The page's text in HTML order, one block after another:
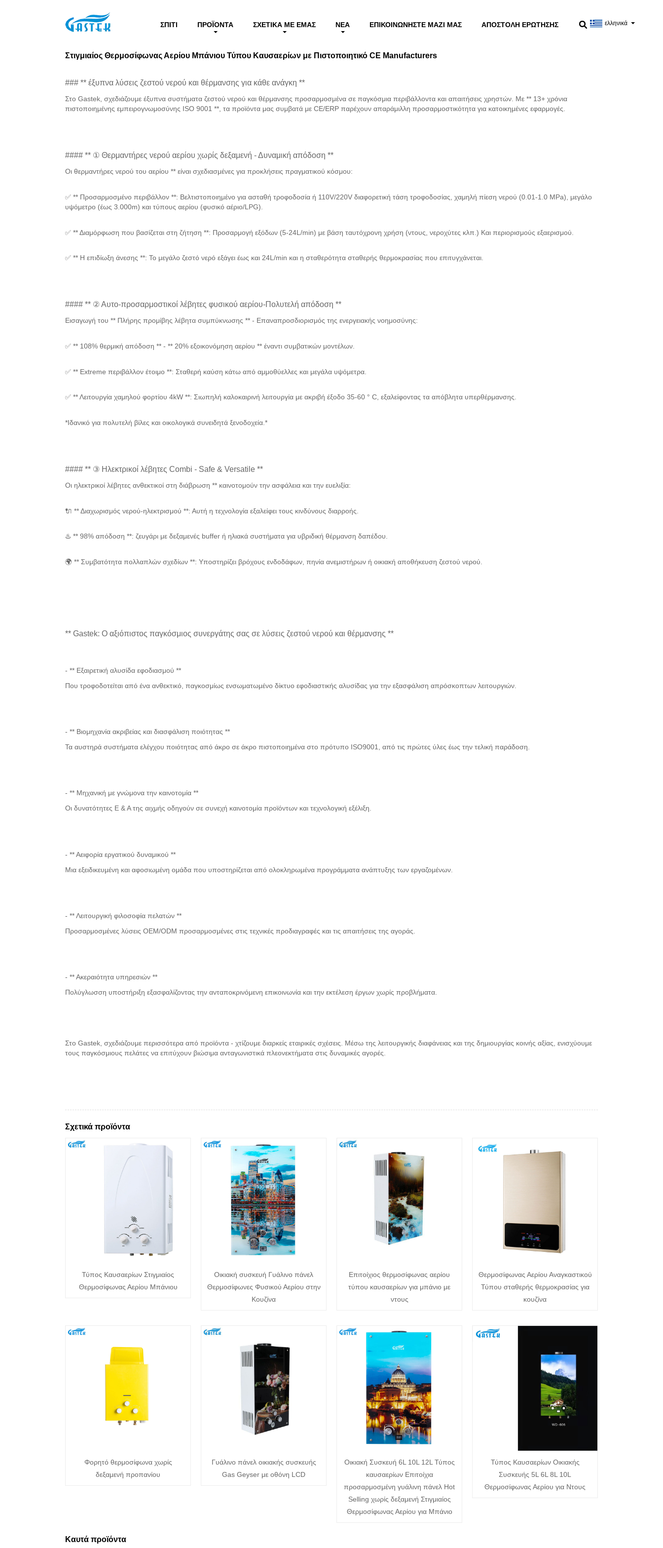
ελληνικά
ΣΠΊΤΙ ΠΡΟΪΌΝΤΑ ΣΧΕΤΙΚΆ ΜΕ ΕΜΆΣ ΝΈΑ ΕΠΙΚΟΙΝΩΝΉΣΤΕ ΜΑΖΊ ΜΑΣ ΑΠΟΣΤΟΛΉ ΕΡΏΤΗΣΗΣ
Σπίτι > Προϊόντα Στιγμιαίος Θερμοσίφωνας Αερίου Μπάνιου Τύπου Καυσαερίων με Πιστοποιητικό CE
Στιγμιαίος Θερμοσίφωνας Αερίου Μπάνιου Τύπου Καυσαερίων με Πιστοποιητικό CE Manufacturers
### ** έξυπνα λύσεις ζεστού νερού και θέρμανσης για κάθε ανάγκη **
Στο Gastek, σχεδιάζουμε έξυπνα συστήματα ζεστού νερού και θέρμανσης προσαρμοσμένα σε παγκόσμια περιβάλλοντα και απαιτήσεις χρηστών. Με ** 13+ χρόνια
πιστοποιημένης εμπειρογνωμοσύνης ISO 9001 **, τα προϊόντα μας συμβατά με CE/ERP παρέχουν απαράμιλλη προσαρμοστικότητα για κατοικημένες εφαρμογές.
#### ** ① Θερμαντήρες νερού αερίου χωρίς δεξαμενή - Δυναμική απόδοση **
Οι θερμαντήρες νερού του αερίου ** είναι σχεδιασμένες για προκλήσεις πραγματικού κόσμου:
✅ ** Προσαρμοσμένο περιβάλλον **: Βελτιστοποιημένο για ασταθή τροφοδοσία ή 110V/220V διαφορετική τάση τροφοδοσίας, χαμηλή πίεση νερού (0.01-1.0 MPa), μεγάλο
υψόμετρο (έως 3.000m) και τύπους αερίου (φυσικό αέριο/LPG).
✅ ** Διαμόρφωση που βασίζεται στη ζήτηση **: Προσαρμογή εξόδων (5-24L/min) με βάση ταυτόχρονη χρήση (ντους, νεροχύτες κλπ.) Και περιορισμούς εξαερισμού.
✅ ** Η επιδίωξη άνεσης **: Το μεγάλο ζεστό νερό εξάγει έως και 24L/min και η σταθερότητα σταθερής θερμοκρασίας που επιτυγχάνεται.
#### ** ② Αυτο-προσαρμοστικοί λέβητες φυσικού αερίου-Πολυτελή απόδοση **
Εισαγωγή του ** Πλήρης προμίβης λέβητα συμπύκνωσης ** - Επαναπροσδιορισμός της ενεργειακής νοημοσύνης:
✅ ** 108% θερμική απόδοση ** - ** 20% εξοικονόμηση αερίου ** έναντι συμβατικών μοντέλων.
✅ ** Extreme περιβάλλον έτοιμο **: Σταθερή καύση κάτω από αμμοθύελλες και μεγάλα υψόμετρα.
✅ ** Λειτουργία χαμηλού φορτίου 4kW **: Σιωπηλή καλοκαιρινή λειτουργία με ακριβή έξοδο 35-60 ° C, εξαλείφοντας τα απόβλητα υπερθέρμανσης.
*Ιδανικό για πολυτελή βίλες και οικολογικά συνειδητά ξενοδοχεία.*
#### ** ③ Ηλεκτρικοί λέβητες Combi - Safe & Versatile **
Οι ηλεκτρικοί λέβητες ανθεκτικοί στη διάβρωση ** καινοτομούν την ασφάλεια και την ευελιξία:
🔌 ** Διαχωρισμός νερού-ηλεκτρισμού **: Αυτή η τεχνολογία εξαλείφει τους κινδύνους διαρροής.
♨️ ** 98% απόδοση **: ζευγάρι με δεξαμενές buffer ή ηλιακά συστήματα για υβριδική θέρμανση δαπέδου.
🌍 ** Συμβατότητα πολλαπλών σχεδίων **: Υποστηρίζει βρόχους ενδοδάφων, πηνία ανεμιστήρων ή οικιακή αποθήκευση ζεστού νερού.
** Gastek: Ο αξιόπιστος παγκόσμιος συνεργάτης σας σε λύσεις ζεστού νερού και θέρμανσης **
- ** Εξαιρετική αλυσίδα εφοδιασμού **
Που τροφοδοτείται από ένα ανθεκτικό, παγκοσμίως ενσωματωμένο δίκτυο εφοδιαστικής αλυσίδας για την εξασφάλιση απρόσκοπτων λειτουργιών.
- ** Βιομηχανία ακριβείας και διασφάλιση ποιότητας **
Τα αυστηρά συστήματα ελέγχου ποιότητας από άκρο σε άκρο πιστοποιημένα στο πρότυπο ISO9001, από τις πρώτες ύλες έως την τελική παράδοση.
- ** Μηχανική με γνώμονα την καινοτομία **
Οι δυνατότητες Ε & Α της αιχμής οδηγούν σε συνεχή καινοτομία προϊόντων και τεχνολογική εξέλιξη.
- ** Αειφορία εργατικού δυναμικού **
Μια εξειδικευμένη και αφοσιωμένη ομάδα που υποστηρίζεται από ολοκληρωμένα προγράμματα ανάπτυξης των εργαζομένων.
- ** Λειτουργική φιλοσοφία πελατών **
Προσαρμοσμένες λύσεις OEM/ODM προσαρμοσμένες στις τεχνικές προδιαγραφές και τις απαιτήσεις της αγοράς.
- ** Ακεραιότητα υπηρεσιών **
Πολύγλωσση υποστήριξη εξασφαλίζοντας την ανταποκρινόμενη επικοινωνία και την εκτέλεση έργων χωρίς προβλήματα.
Στο Gastek, σχεδιάζουμε περισσότερα από προϊόντα - χτίζουμε διαρκείς εταιρικές σχέσεις. Μέσω της λειτουργικής διαφάνειας και της δημιουργίας κοινής αξίας, ενισχύουμε
τους παγκόσμιους πελάτες να επιτύχουν βιώσιμα ανταγωνιστικά πλεονεκτήματα στις δυναμικές αγορές.
Σχετικά προϊόντα
Τύπος Καυσαερίων Στιγμιαίος
Θερμοσίφωνας Αερίου Μπάνιου
Οικιακή συσκευή Γυάλινο πάνελ
Θερμοσίφωνες Φυσικού Αερίου στην
Κουζίνα
Επιτοίχιος θερμοσίφωνας αερίου
τύπου καυσαερίων για μπάνιο με
ντους
Θερμοσίφωνας Αερίου Αναγκαστικού
Τύπου σταθερής θερμοκρασίας για
κουζίνα
Φορητό θερμοσίφωνα χωρίς
δεξαμενή προπανίου
Γυάλινο πάνελ οικιακής συσκευής
Gas Geyser με οθόνη LCD
Οικιακή Συσκευή 6L 10L 12L Τύπος
καυσαερίων Επιτοίχια
προσαρμοσμένη γυάλινη πάνελ Hot
Selling χωρίς δεξαμενή Στιγμιαίος
Θερμοσίφωνας Αερίου για Μπάνιο
Τύπος Καυσαερίων Οικιακής
Συσκευής 5L 6L 8L 10L
Θερμοσίφωνας Αερίου για Ντους
Καυτά προϊόντα